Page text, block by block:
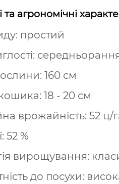
та агрономічні
простий
160 см
18 - 20 см
врожайність: 52 ц/
52 %
вирощування:
до посухи: